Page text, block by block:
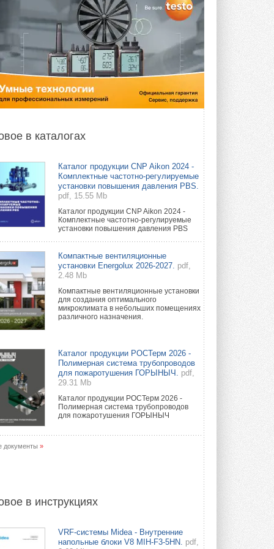
в каталогах
Каталог продукции CNP Aikon 2024 -
Комплектные частотно-регулируемые
установки повышения давления PBS.
pdf, 15.55 Mb
Каталог продукции CNP Aikon 2024 -
Комплектные частотно-регулируемые
установки повышения давления PBS
Компактные вентиляционные
установки Energolux 2026-2027. pdf,
2.48 Mb
Компактные вентиляционные установки
для создания оптимального
микроклимата в небольших помещениях
различного назначения.
Каталог продукции РОСТерм 2026 -
Полимерная система трубопроводов
для пожаротушения ГОРЫНЫЧ.
pdf,
29.31 Mb
Каталог продукции РОСТерм 2026 -
Полимерная система трубопроводов
для пожаротушения ГОРЫНЫЧ
документы »
в инструкциях
VRF-системы Midea - Внутренние
напольные блоки V8 MIH-F3-5HN. pdf,